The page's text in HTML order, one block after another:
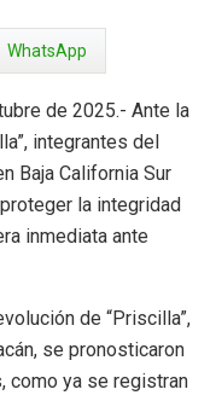
WhatsApp
de 2025.- Ante la
integrantes del
Baja California Sur
la integridad
inmediata ante
de “Priscilla”,
se pronosticaron
como ya se registran